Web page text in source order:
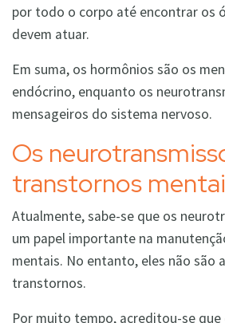
por todo o corpo até encontrar os
devem atuar.
Em suma, os hormônios são os
endócrino, enquanto os
mensageiros do sistema nervoso.
Os
transtornos
Atualmente, sabe-se que os
um papel importante na
mentais. No entanto, eles não são
transtornos.
Por muito tempo, acreditou-se